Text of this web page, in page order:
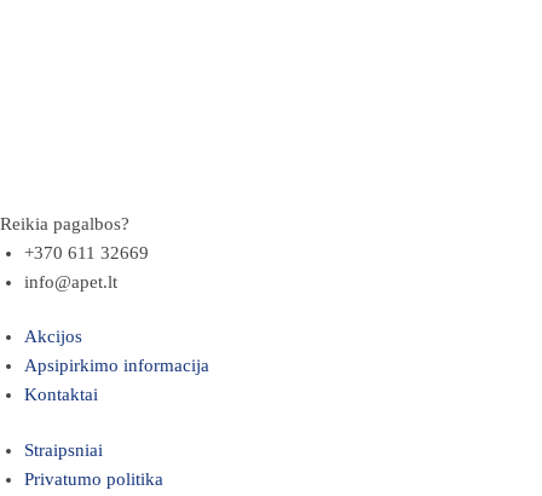
Reikia pagalbos?
+370 611 32669
info@apet.lt
Akcijos
Apsipirkimo informacija
Kontaktai
Straipsniai
Privatumo politika